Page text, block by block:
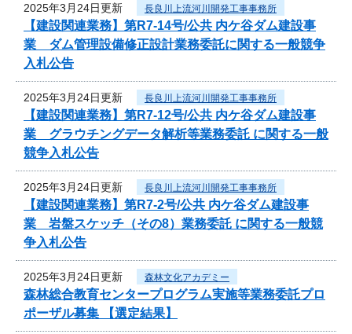
2025年3月24日更新 長良川上流河川開発工事事務所
【建設関連業務】第R7-14号/公共 内ケ谷ダム建設事
業 ダム管理設備修正設計業務委託に関する一般競争
入札公告
2025年3月24日更新 長良川上流河川開発工事事務所
【建設関連業務】第R7-12号/公共 内ケ谷ダム建設事
業 グラウチングデータ解析等業務委託 に関する一般
競争入札公告
2025年3月24日更新 長良川上流河川開発工事事務所
【建設関連業務】第R7-2号/公共 内ケ谷ダム建設事
業 岩盤スケッチ（その8）業務委託 に関する一般競
争入札公告
2025年3月24日更新 森林文化アカデミー
森林総合教育センタープログラム実施等業務委託プロ
ポーザル募集 【選定結果】